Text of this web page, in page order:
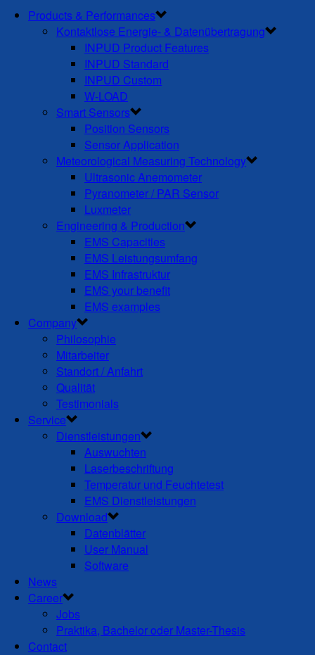
Products & Performances
Kontaktlose Energie- & Datenübertragung
INPUD Product Features
INPUD Standard
INPUD Custom
W-LOAD
Smart Sensors
Position Sensors
Sensor Application
Meteorological Measuring Technology
Ultrasonic Anemometer
Pyranometer / PAR Sensor
Luxmeter
Engineering & Production
EMS Capacities
EMS Leistungsumfang
EMS Infrastruktur
EMS your benefit
EMS examples
Company
Philosophie
Mitarbeiter
Standort / Anfahrt
Qualität
Testimonials
Service
Dienstleistungen
Auswuchten
Laserbeschriftung
Temperatur und Feuchtetest
EMS Dienstleistungen
Download
Datenblätter
User Manual
Software
News
Career
Jobs
Praktika, Bachelor oder Master-Thesis
Contact